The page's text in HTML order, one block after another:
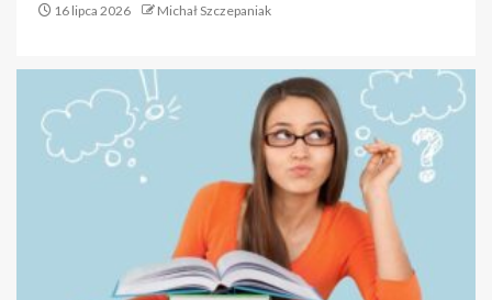
16 lipca 2026 Michał Szczepaniak